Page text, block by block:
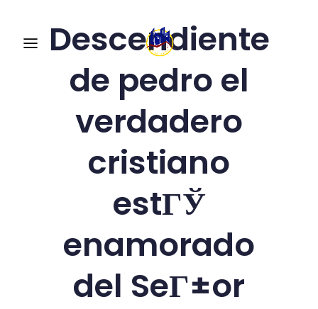
Descendiente
de pedro el
verdadero
cristiano
estГЎ
enamorado
del SeГ±or